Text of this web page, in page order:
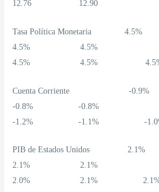
12.76 12.90
Tasa Política Monetaria
4.5%
4.5% 4.5%
Cuenta Corriente -
-0.8% -
-1.2% -1.1% -
PIB de Estados Unidos
2.1%
2.0% 2.1%